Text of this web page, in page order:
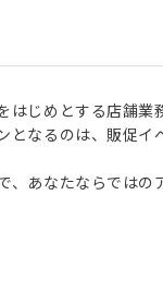
はじめとする店舗業
なるのは、販促イ
あなたならではの